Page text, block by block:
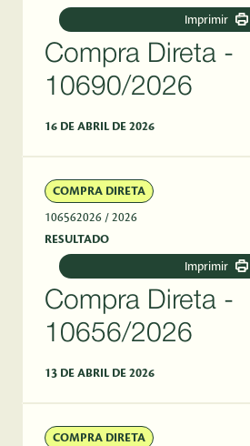
Imprimir
Compra Direta -
10690/2026
16 DE ABRIL DE 2026
COMPRA DIRETA
106562026 / 2026
RESULTADO
Imprimir
Compra Direta -
10656/2026
13 DE ABRIL DE 2026
COMPRA DIRETA